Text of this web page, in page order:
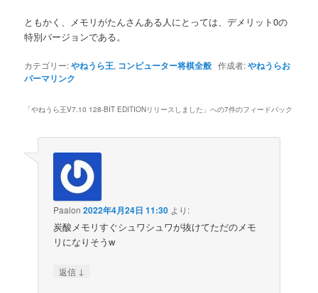
ともかく、メモリがたんさんある人にとっては、デメリット0の
特別バージョンである。
カテゴリー:やねうら王, コンピューター将棋全般 作成者:やねうらお
パーマリンク
「やねうら王V7.10 128-BIT EDITIONリリースしました 」への7件のフィードバック
Paalon 2022年4月24日 11:30 より:
炭酸メモリすぐシュワシュワが抜けてただのメモ
リになりそうw
返信 ↓